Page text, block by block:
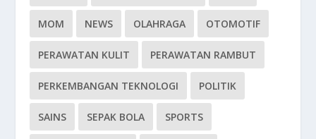
MOM NEWS OLAHRAGA OTOMOTIF
PERAWATAN KULIT PERAWATAN RAMBUT
PERKEMBANGAN TEKNOLOGI POLITIK
SAINS SEPAK BOLA SPORTS